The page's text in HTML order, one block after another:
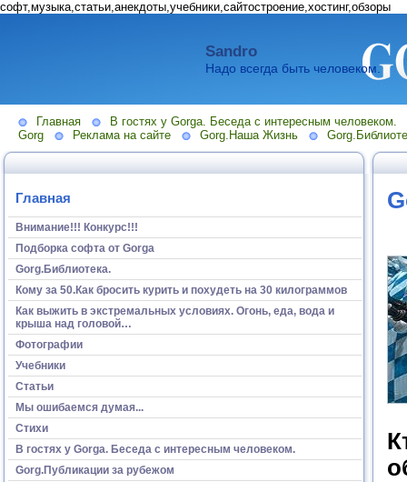
софт,музыка,статьи,анекдоты,учебники,сайтостроение,хостинг,обзоры
Sandro
Надо всегда быть человеком.
Главная
В гостях у Gorga. Беседа с интересным человеком.
Gorg
Реклама на сайте Gorg.Наша Жизнь
Главная
Внимание!!! Конкурс!!!
Подборка софта от Gorga
Gorg.Библиотека.
Кому за 50.Как бросить курить и похудеть на 30 килограммов
Как выжить в экстремальных условиях. Огонь, еда, вода и
крыша над головой…
Фотографии
Учебники
Статьи
Мы ошибаемся думая...
Стихи
В гостях у Gorga. Беседа с интересным человеком.
Gorg.Публикации за рубежом